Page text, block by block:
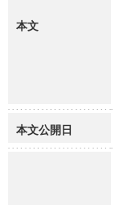
本文
本文公開日